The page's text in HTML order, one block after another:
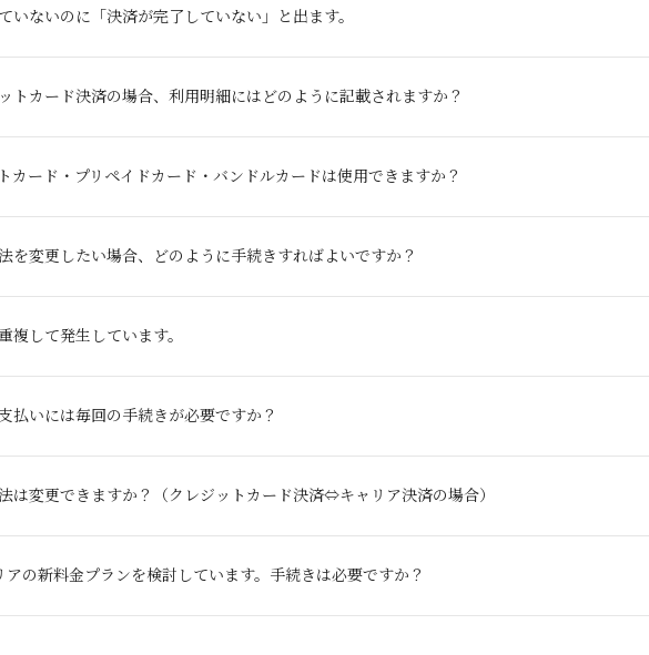
いないのに「決済が完了していない」と出ます。
トカード決済の場合、利用明細にはどのように記載されますか？
カード・プリペイドカード・バンドルカードは使用できますか？
を変更したい場合、どのように手続きすればよいですか？
複して発生しています。
払いには毎回の手続きが必要ですか？
は変更できますか？（クレジットカード決済⇔キャリア決済の場合）
アの新料金プランを検討しています。手続きは必要ですか？